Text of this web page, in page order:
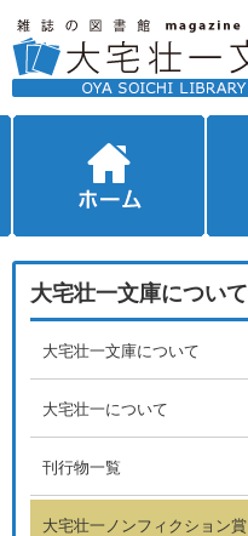
大宅壮一文庫について
大宅壮一文庫について
大宅壮一について
刊行物一覧
大宅壮一ノンフィクション賞